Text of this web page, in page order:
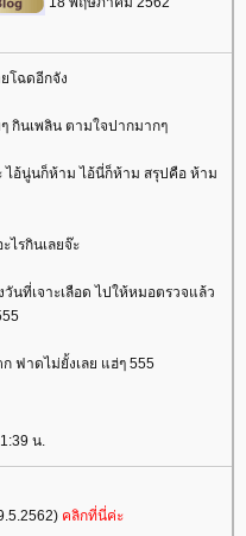
โฉดอีกจัง
กินเพลิน ตามใจปากมากๆ
อ้นู่นก็ห้าม ไอ้นี่ก็ห้าม สรุปคือ ห้าม
ไรกินเลยจ๊ะ
ที่เจาะเลือด ไปให้หมอตรวจแล้ว
ก ฟาดไม่ยั้งเลย แฮ่ๆ 555
น.
คลิกที่นี่ค่ะ